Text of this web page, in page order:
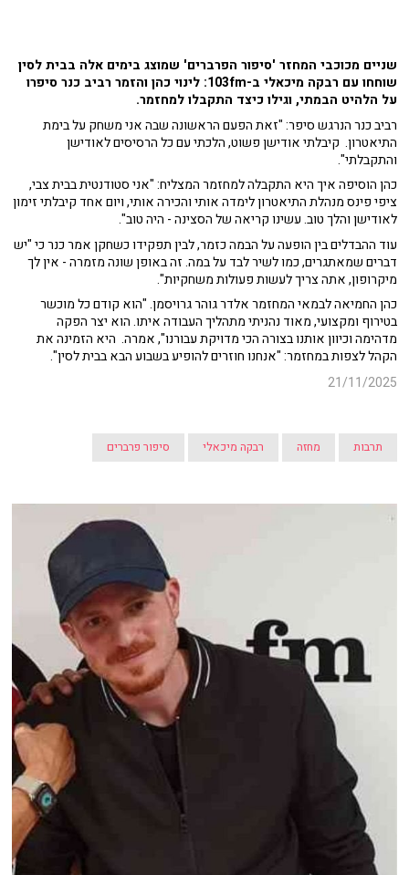
שניים מכוכבי המחזר 'סיפור הפרברים' שמוצג בימים אלה בבית לסין
שוחחו עם רבקה מיכאלי ב-103fm: לינוי כהן והזמר רביב כנר סיפרו
על הלהיט הבמתי, וגילו כיצד התקבלו למחזמר.
רביב כנר הנרגש סיפר: "זאת הפעם הראשונה שבה אני משחק על בימת
התיאטרון. קיבלתי אודישן פשוט, הלכתי עם כל הרסיסים לאודישן
והתקבלתי".
כהן הוסיפה איך היא התקבלה למחזמר המצליח: "אני סטודנטית בבית צבי,
ציפי פינס מנהלת התיאטרון לימדה אותי והכירה אותי, ויום אחד קיבלתי זימון
לאודישן והלך טוב. עשינו קריאה של הסצינה - היה טוב".
עוד ההבדלים בין הופעה על הבמה כזמר, לבין תפקידו כשחקן אמר כנר כי "יש
דברים שמאתגרים, כמו לשיר לבד על במה. זה באופן שונה מזמרה - אין לך
מיקרופון, אתה צריך לעשות פעולות משחקיות".
כהן החמיאה לבמאי המחזמר אלדר גוהר גרויסמן. "הוא קודם כל מוכשר
בטירוף ומקצועי, מאוד נהניתי מתהליך העבודה איתו. הוא יצר הפקה
מדהימה וכיוון אותנו בצורה הכי מדויקת עבורנו", אמרה. היא הזמינה את
הקהל לצפות במחזמר: "אנחנו חוזרים להופיע בשבוע הבא בבית לסין".
21/11/2025
תרבות מחזה רבקה מיכאלי סיפור פרברים